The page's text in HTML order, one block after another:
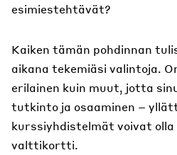
esimiestehtävät?
Kaiken tämän pohdinnan
aikana tekemiäsi valintoja.
erilainen kuin muut, jotta
tutkinto ja osaaminen –
kurssiyhdistelmät voivat olla
valttikortti.